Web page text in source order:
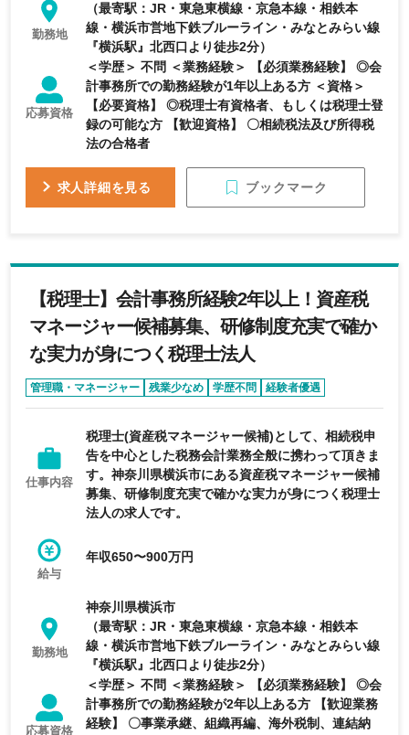
勤務地
（最寄駅：JR・東急東横線・京急本線・相鉄本
線・横浜市営地下鉄ブルーライン・みなとみらい線
『横浜駅』北西口より徒歩2分）
応募資格
＜学歴＞ 不問 ＜業務経験＞ 【必須業務経験】 ◎会
計事務所での勤務経験が1年以上ある方 ＜資格＞
【必要資格】 ◎税理士有資格者、もしくは税理士登
録の可能な方 【歓迎資格】 〇相続税法及び所得税
法の合格者
求人詳細を見る ブックマーク
【税理士】会計事務所経験2年以上！資産税
マネージャー候補募集、研修制度充実で確か
な実力が身につく税理士法人
管理職・マネージャー 残業少なめ 学歴不問 経験者優遇
仕事内容
税理士(資産税マネージャー候補)として、相続税申
告を中心とした税務会計業務全般に携わって頂きま
す。神奈川県横浜市にある資産税マネージャー候補
募集、研修制度充実で確かな実力が身につく税理士
法人の求人です。
給与
年収650〜900万円
勤務地
神奈川県横浜市
（最寄駅：JR・東急東横線・京急本線・相鉄本
線・横浜市営地下鉄ブルーライン・みなとみらい線
『横浜駅』北西口より徒歩2分）
応募資格
＜学歴＞ 不問 ＜業務経験＞ 【必須業務経験】 ◎会
計事務所での勤務経験が2年以上ある方 【歓迎業務
経験】 〇事業承継、組織再編、海外税制、連結納